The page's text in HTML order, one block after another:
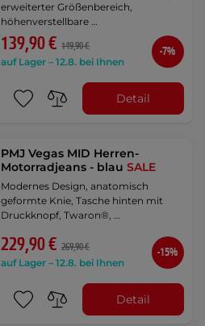
erweiterter Größenbereich,
höhenverstellbare …
139,90 € 149,90 €
auf Lager – 12.8. bei Ihnen
-7%
Detail
PMJ Vegas MID Herren-
Motorradjeans - blauSALE
Modernes Design, anatomisch
geformte Knie, Tasche hinten mit
Druckknopf, Twaron®, …
229,90 € 269,90 €
auf Lager – 12.8. bei Ihnen
-15%
Detail